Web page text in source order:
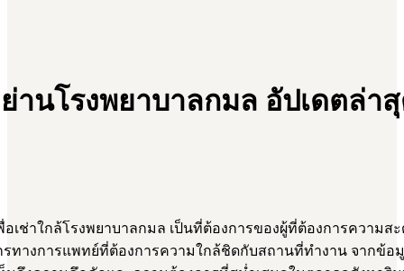
านโรงพยาบาลกมล อัปเดตล่า
เช่าใกล้โรงพยาบาลกมล เป็นที่ต้องการของผู้ที่ต้องการความส
ทางการแพทย์ที่ต้องการความใกล้ชิดกับสถานที่ทำงาน จากข้อ